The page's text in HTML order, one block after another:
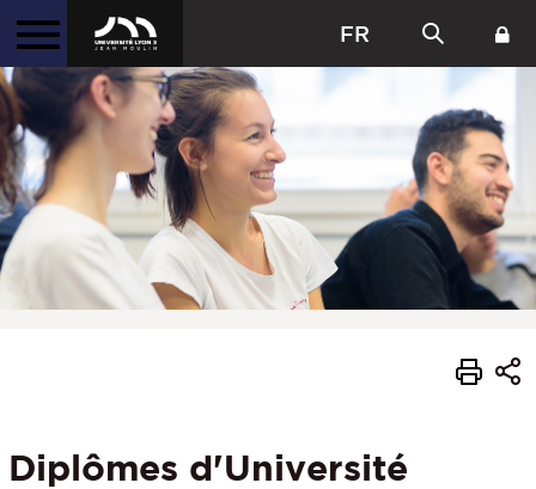
FR
Diplômes d'Université